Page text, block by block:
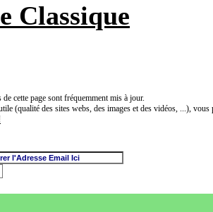
Classique
cette page sont fréquemment mis à jour.
(qualité des sites webs, des images et des vidéos, ...),